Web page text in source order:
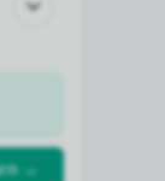
→